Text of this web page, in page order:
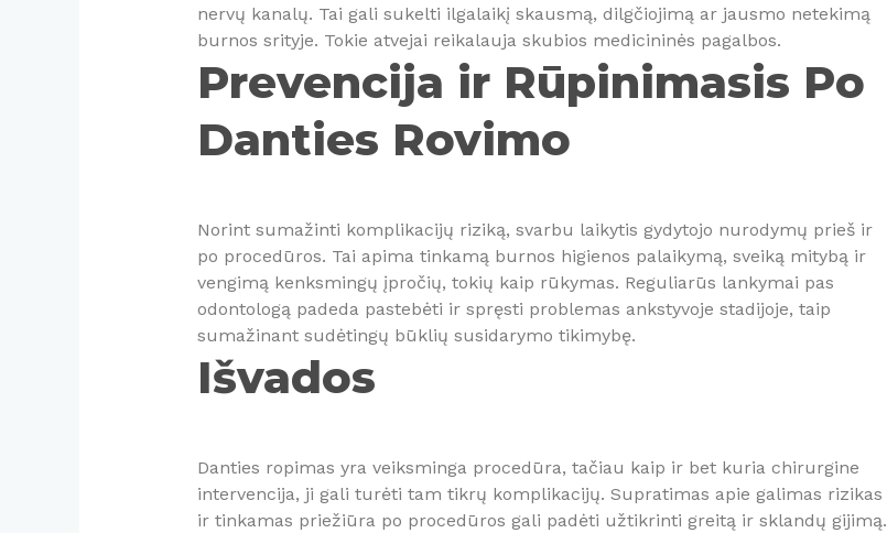
nervų kanalų. Tai gali sukelti ilgalaikį skausmą, dilgčiojimą ar jausmo netekimą
burnos srityje. Tokie atvejai reikalauja skubios medicininės pagalbos.
Prevencija ir Rūpinimasis Po
Danties Rovimo
Norint sumažinti komplikacijų riziką, svarbu laikytis gydytojo nurodymų prieš ir
po procedūros. Tai apima tinkamą burnos higienos palaikymą, sveiką mitybą ir
vengimą kenksmingų įpročių, tokių kaip rūkymas. Reguliarūs lankymai pas
odontologą padeda pastebėti ir spręsti problemas ankstyvoje stadijoje, taip
sumažinant sudėtingų būklių susidarymo tikimybę.
Išvados
Danties ropimas yra veiksminga procedūra, tačiau kaip ir bet kuria chirurgine
intervencija, ji gali turėti tam tikrų komplikacijų. Supratimas apie galimas rizikas
ir tinkamas priežiūra po procedūros gali padėti užtikrinti greitą ir sklandų gijimą.